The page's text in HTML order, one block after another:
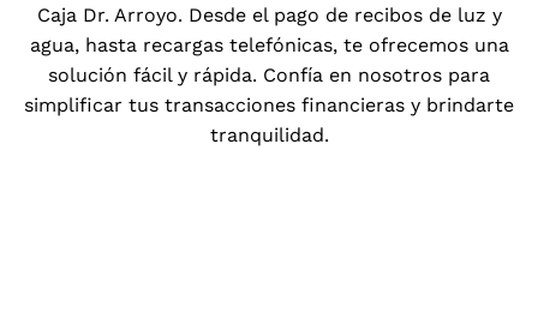
Caja Dr. Arroyo. Desde el pago de recibos de luz y
agua, hasta recargas telefónicas, te ofrecemos una
solución fácil y rápida. Confía en nosotros para
simplificar tus transacciones financieras y brindarte
tranquilidad.